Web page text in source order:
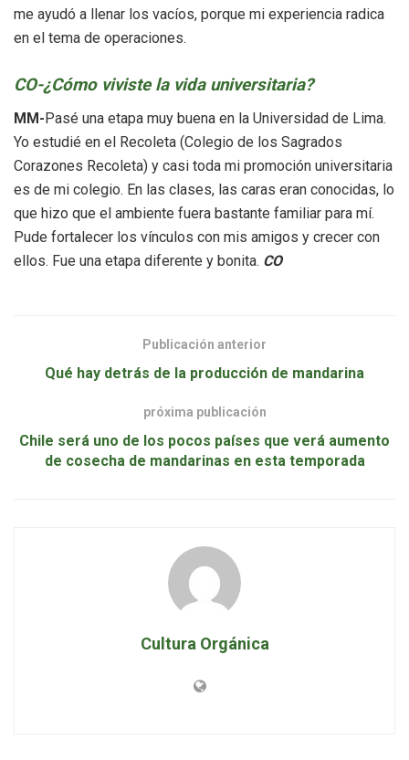
me ayudó a llenar los vacíos, porque mi experiencia radica
en el tema de operaciones.
CO-¿Cómo viviste la vida universitaria?
MM-Pasé una etapa muy buena en la Universidad de Lima.
Yo estudié en el Recoleta (Colegio de los Sagrados
Corazones Recoleta) y casi toda mi promoción universitaria
es de mi colegio. En las clases, las caras eran conocidas, lo
que hizo que el ambiente fuera bastante familiar para mí.
Pude fortalecer los vínculos con mis amigos y crecer con
ellos. Fue una etapa diferente y bonita. CO
Publicación anterior
Qué hay detrás de la producción de mandarina
próxima publicación
Chile será uno de los pocos países que verá aumento
de cosecha de mandarinas en esta temporada
Cultura Orgánica